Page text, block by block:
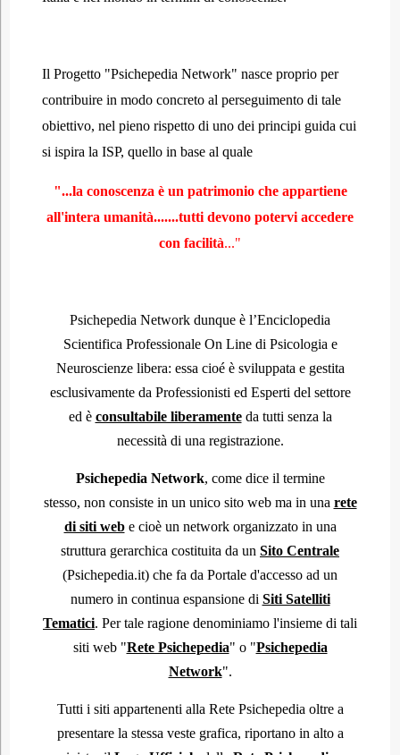
Il Progetto "Psichepedia Network" nasce proprio per
contribuire in modo concreto al perseguimento di tale
obiettivo, nel pieno rispetto di uno dei principi guida cui
si ispira la ISP, quello in base al quale
"...la conoscenza è un patrimonio che appartiene
all'intera umanità.......tutti devono potervi accedere
con facilità..."
Psichepedia Network dunque è l’Enciclopedia
Scientifica Professionale On Line di Psicologia e
Neuroscienze libera: essa cioé è sviluppata e gestita
esclusivamente da Professionisti ed Esperti del settore
ed è consultabile liberamenteda tutti senza la
necessità di una registrazione.
Psichepedia Network, come dice il termine
stesso, non consiste in un unico sito web ma in una rete
di siti webe cioè un network organizzato in una
struttura gerarchica costituita da un Sito Centrale
(Psichepedia.it) che fa da Portale d'accesso ad un
numero in continua espansione di Siti Satelliti
Tematici. Per tale ragione denominiamo l'insieme di tali
siti web "Rete Psichepedia" o "Psichepedia
Network".
Tutti i siti appartenenti alla Rete Psichepedia oltre a
presentare la stessa veste grafica, riportano in alto a